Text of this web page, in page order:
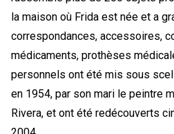
la maison où Frida est née et a
correspondances, accessoires,
médicaments, prothèses
personnels ont été mis sous
en 1954, par son mari le peintre
Rivera, et ont été redécouverts